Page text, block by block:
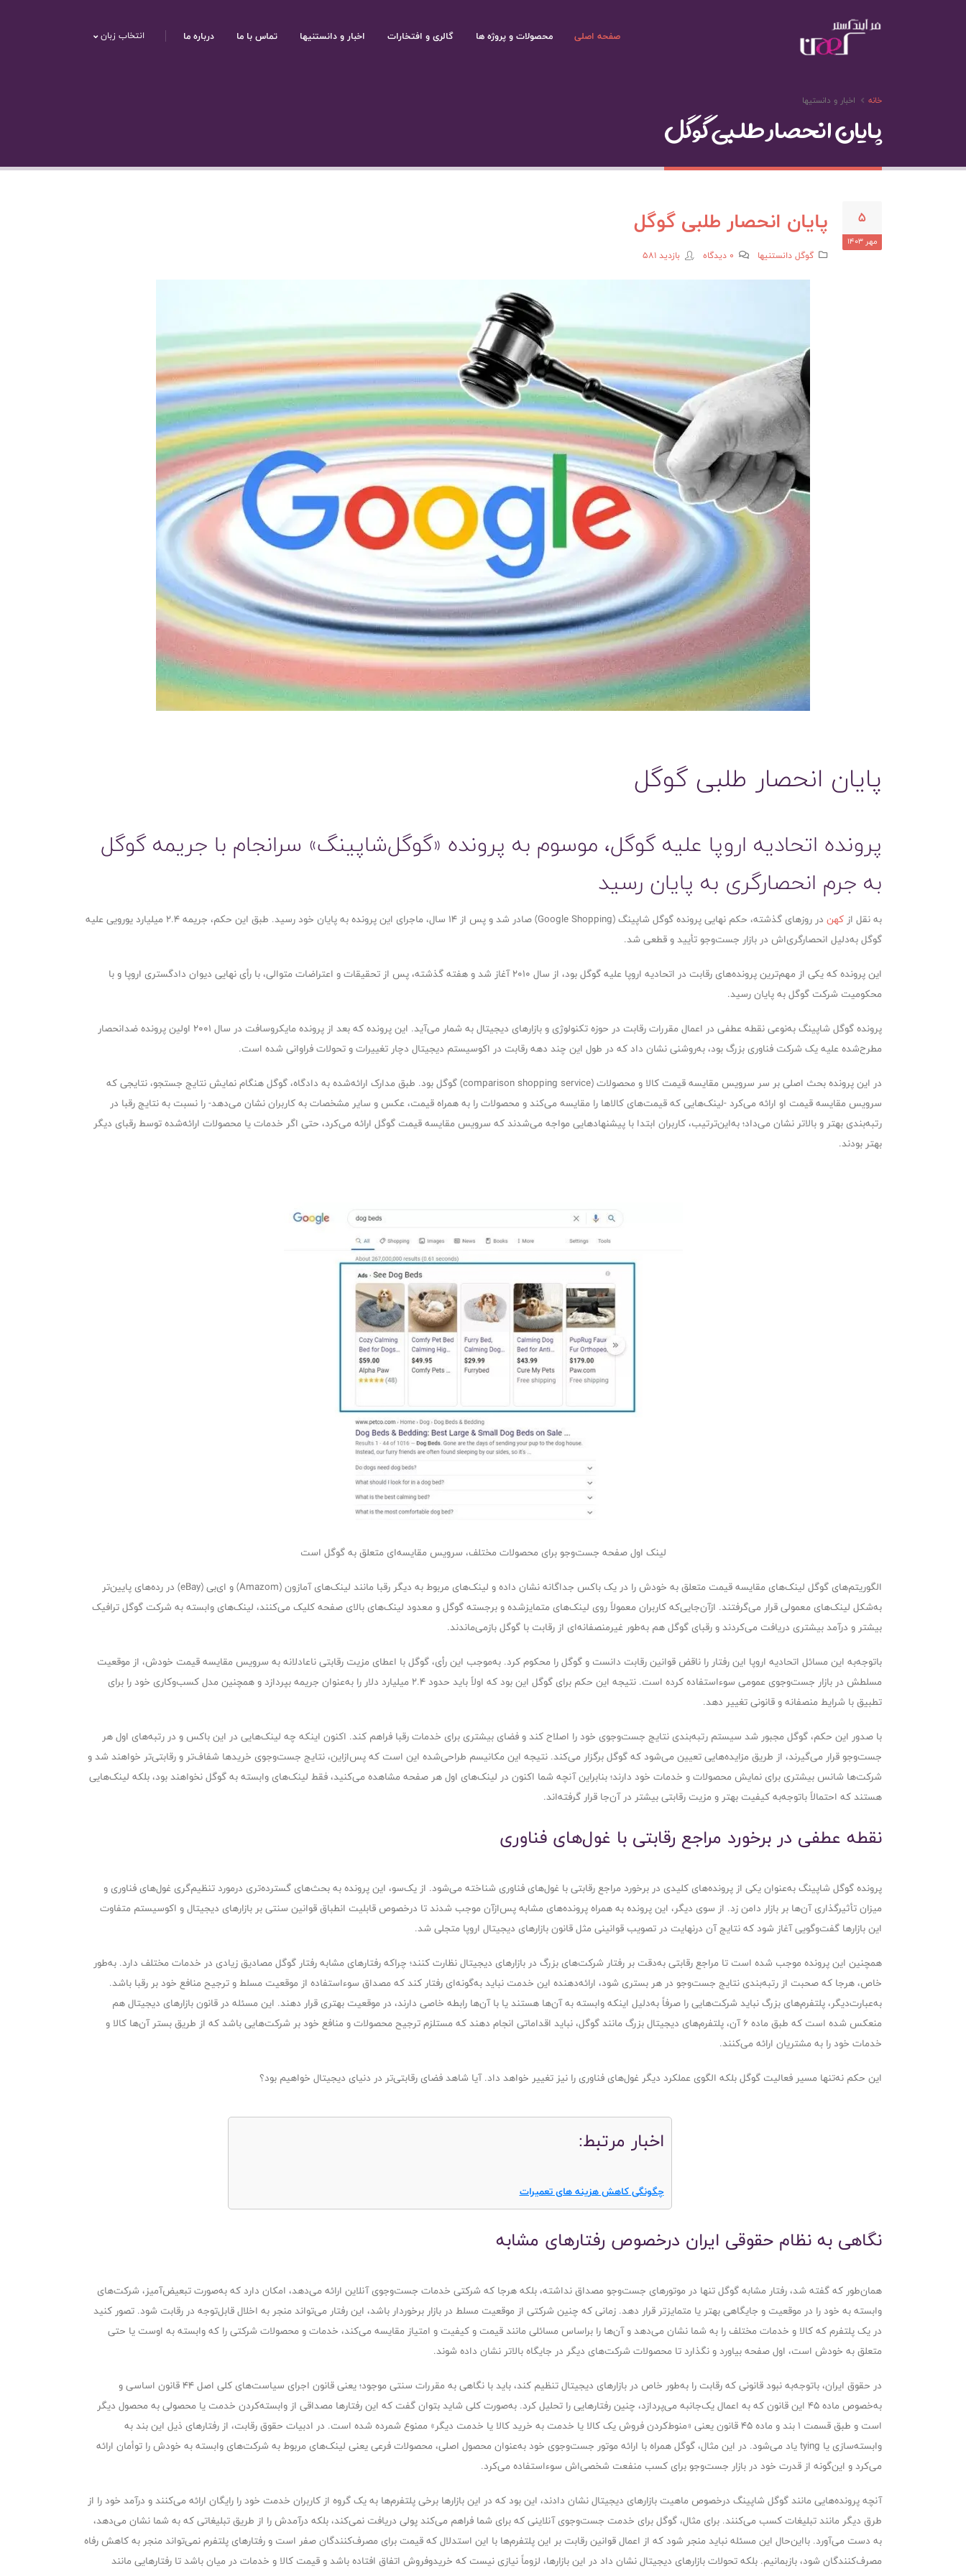
صفحه اصلی محصولات و پروژه ها گالری و افتخارات اخبار و دانستنیها تماس با ما درباره ما انتخاب زبان
خانه اخبار و دانستیها
پایان انحصار طلبی گوگل
5
مهر 1403
پایان انحصار طلبی گوگل
گوگلدانستنيها 0 دیدگاه بازدید 581
پایان انحصار طلبی گوگل
پرونده اتحادیه اروپا علیه گوگل، موسوم به پرونده «گوگل‌شاپینگ» سرانجام با جریمه گوگل
به‌ جرم انحصارگری به پایان رسید
به نقل ازکهن
در روزهای گذشته، حکم نهایی پرونده گوگل شاپینگ (Google Shopping) صادر شد و پس از ۱۴ سال، ماجرای این پرونده به پایان خود رسید. طبق این حکم، جریمه ۲.۴ میلیارد یورویی علیه
گوگل به‌دلیل انحصارگری‌اش در بازار جست‌وجو تأیید و قطعی شد.
این پرونده که یکی از مهم‌ترین پرونده‌های رقابت در اتحادیه اروپا علیه گوگل بود، از سال ۲۰۱۰ آغاز شد و هفته گذشته، پس از تحقیقات و اعتراضات متوالی، با رأی نهایی دیوان دادگستری اروپا و با
محکومیت شرکت گوگل به پایان رسید.
پرونده گوگل شاپینگ به‌نوعی نقطه عطفی در اعمال مقررات رقابت در حوزه تکنولوژی و بازارهای دیجیتال به شمار می‌آید. این پرونده که بعد از پرونده مایکروسافت در سال ۲۰۰۱ اولین پرونده ضدانحصار
مطرح‌شده علیه یک شرکت فناوری بزرگ بود، به‌روشنی نشان داد که در طول این چند دهه رقابت در اکوسیستم دیجیتال دچار تغییرات و تحولات فراوانی شده است.
در این پرونده بحث اصلی بر سر سرویس مقایسه قیمت کالا و محصولات (comparison shopping service) گوگل بود. طبق مدارک ارائه‌شده به دادگاه، گوگل هنگام نمایش نتایج جستجو، نتایجی که
سرویس مقایسه قیمت او ارائه می‌کرد -لینک‌هایی که قیمت‌های کالاها را مقایسه می‌کند و محصولات را به همراه قیمت، عکس و سایر مشخصات به کاربران نشان می‌دهد- را نسبت به نتایج رقبا در
رتبه‌بندی بهتر و بالاتر نشان می‌داد؛ به‌این‌ترتیب، کاربران ابتدا با پیشنهادهایی مواجه می‌شدند که سرویس مقایسه قیمت گوگل ارائه می‌کرد، حتی اگر خدمات یا محصولات ارائه‌شده توسط رقبای دیگر
بهتر بودند.
لینک اول صفحه جست‌و‌جو برای محصولات مختلف، سرویس مقایسه‌ای متعلق به گوگل است
الگوریتم‌های گوگل لینک‌های مقایسه قیمت متعلق به خودش را در یک باکس جداگانه نشان داده و لینک‌های مربوط به دیگر رقبا مانند لینک‌های آمازون (Amazom) و ای‌بی (eBay) در رده‌های پایین‌تر
به‌شکل لینک‌های معمولی قرار می‌گرفتند. ازآن‌جایی‌که کاربران معمولاً روی لینک‌های متمایزشده و برجسته گوگل و معدود لینک‌های بالای صفحه کلیک می‌کنند، لینک‌های وابسته به شرکت گوگل ترافیک
بیشتر و درآمد بیشتری دریافت می‌کردند و رقبای گوگل هم به‌طور غیرمنصفانه‌ای از رقابت با گوگل بازمی‌ماندند.
باتوجه‌به این مسائل اتحادیه اروپا این رفتار را ناقض قوانین رقابت دانست و گوگل را محکوم کرد. به‌موجب این رأی، گوگل با اعطای مزیت رقابتی ناعادلانه به سرویس مقایسه قیمت خودش، از موقعیت
مسلطش در بازار جست‌وجوی عمومی سوءاستفاده کرده است. نتیجه این حکم برای گوگل این بود که اولاً باید حدود 2.4 میلیارد دلار را به‌عنوان جریمه بپردازد و همچنین مدل کسب‌وکاری خود را برای
تطبیق با شرایط منصفانه و قانونی تغییر دهد.
با صدور این حکم، گوگل مجبور شد سیستم رتبه‌بندی نتایج جست‌وجوی خود را اصلاح کند و فضای بیشتری برای خدمات رقبا فراهم کند. اکنون اینکه چه لینک‌هایی در این باکس و در رتبه‌های اول هر
جست‌وجو قرار می‌گیرند، از طریق مزایده‌هایی تعیین می‌شود که گوگل برگزار می‌کند. نتیجه این مکانیسم طراحی‌شده این است که پس‌ازاین، نتایج جست‌وجوی خریدها شفاف‌تر و رقابتی‌تر خواهند شد و
شرکت‌ها شانس بیشتری برای نمایش محصولات و خدمات خود دارند؛ بنابراین آنچه شما اکنون در لینک‌های اول هر صفحه مشاهده می‌کنید، فقط لینک‌های وابسته به گوگل نخواهند بود، بلکه لینک‌هایی
هستند که احتمالاً باتوجه‌به کیفیت بهتر و مزیت رقابتی بیشتر در آن‌جا قرار گرفته‌اند.
نقطه عطفی در برخورد مراجع رقابتی با غول‌های فناوری
پرونده گوگل شاپینگ به‌عنوان یکی از پرونده‌های کلیدی در برخورد مراجع رقابتی با غول‌های فناوری شناخته می‌شود. از یک‌سو، این پرونده به بحث‌های گسترده‌تری درمورد تنظیم‌گری غول‌های فناوری‌ و
میزان تأثیرگذاری آن‌ها بر بازار دامن زد. از سوی دیگر، این پرونده به همراه پرونده‌های مشابه پس‌ازآن موجب شدند تا درخصوص قابلیت انطباق قوانین سنتی بر بازارهای دیجیتال و اکوسیستم متفاوت
این بازارها گفت‌وگویی آغاز شود که نتایج آن درنهایت در تصویب قوانینی مثل قانون بازارهای دیجیتال اروپا متجلی شد.
همچنین این پرونده موجب شده است تا مراجع رقابتی به‌دقت بر رفتار شرکت‌های بزرگ در بازارهای دیجیتال نظارت کنند؛ چراکه رفتارهای مشابه رفتار گوگل مصادیق زیادی در خدمات مختلف دارد. به‌طور
خاص، هرجا که صحبت از رتبه‌بندی نتایج جست‌وجو در هر بستری شود، ارائه‌دهنده این خدمت نباید به‌گونه‌ای رفتار کند که مصداق سوءاستفاده از موقعیت مسلط و ترجیح منافع خود بر رقبا باشد.
به‌عبارت‌دیگر، پلتفرم‌های بزرگ نباید شرکت‌هایی را صرفاً به‌دلیل اینکه وابسته به آن‌ها هستند یا با آن‌ها رابطه خاصی دارند، در موقعیت بهتری قرار دهند. این مسئله در قانون بازارهای دیجیتال هم
منعکس شده است که طبق ماده 6 آن، پلتفرم‌های دیجیتال بزرگ مانند گوگل، نباید اقداماتی انجام دهند که مستلزم ترجیح محصولات و منافع خود بر شرکت‌هایی باشد که از طریق بستر آن‌ها کالا و
خدمات خود را به مشتریان ارائه می‌کنند.
این حکم نه‌تنها مسیر فعالیت گوگل بلکه الگوی عملکرد دیگر غول‌های فناوری را نیز تغییر خواهد داد. آیا شاهد فضای رقابتی‌تر در دنیای دیجیتال خواهیم بود؟
اخبار مرتبط:
چگونگی کاهش هزینه های تعمیرات
نگاهی به نظام حقوقی ایران درخصوص رفتارهای مشابه
همان‌طور که گفته شد، رفتار مشابه گوگل تنها در موتورهای جست‌وجو مصداق نداشته، بلکه هرجا که شرکتی خدمات جست‌وجوی آنلاین ارائه می‌دهد، امکان دارد که به‌صورت تبعیض‌آمیز، شرکت‌های
وابسته به خود را در موقعیت و جایگاهی بهتر یا متمایزتر قرار دهد. زمانی که چنین شرکتی از موقعیت مسلط در بازار برخوردار باشد، این رفتار می‌تواند منجر به اخلال قابل‌توجه در رقابت شود. تصور کنید
در یک پلتفرم که کالا و خدمات مختلف را به شما نشان می‌دهد و آن‌ها را براساس مسائلی مانند قیمت و کیفیت و امتیاز مقایسه می‌کند، خدمات و محصولات شرکتی را که وابسته به اوست یا حتی
متعلق به خودش است، اول صفحه بیاورد و نگذارد تا محصولات شرکت‌های دیگر در جایگاه بالاتر نشان داده شوند.
در حقوق ایران، باتوجه‌به نبود قانونی که رقابت را به‌طور خاص در بازارهای دیجیتال تنظیم کند، باید با نگاهی به مقررات سنتی موجود؛ یعنی قانون اجرای سیاست‌های کلی اصل 44 قانون اساسی و
به‌‌خصوص ماده 45 این قانون که به اعمال یک‌جانبه می‌پردازد، چنین رفتارهایی را تحلیل کرد. به‌صورت کلی شاید بتوان گفت که این رفتارها مصداقی از وابسته‌کردن خدمت یا محصولی به محصول دیگر
است و طبق قسمت 1 بند و ماده 45 قانون یعنی «منوط‌کردن فروش یک کالا یا خدمت به خرید کالا یا خدمت دیگر» ممنوع شمرده شده است. در ادبیات حقوق رقابت، از رفتارهای ذیل این بند به
وابسته‌سازی یا tying یاد می‌شود. در این مثال، گوگل همراه با ارائه موتور جست‌وجوی خود به‌عنوان محصول اصلی، محصولات فرعی یعنی لینک‌های مربوط به شرکت‌های وابسته به خودش را توأمان ارائه
می‌کرد و این‌گونه از قدرت خود در بازار جست‌وجو برای کسب منفعت شخصی‌اش سوءاستفاده می‌کرد.
آنچه پرونده‌هایی مانند گوگل شاپینگ درخصوص ماهیت بازارهای دیجیتال نشان دادند، این بود که در این بازارها برخی پلتفرم‌ها به یک گروه از کاربران خدمت خود را رایگان ارائه می‌کنند و درآمد خود را از
طرق دیگر مانند تبلیغات کسب می‌کنند. برای مثال، گوگل برای خدمت جست‌وجوی آنلاینی که برای شما فراهم می‌کند پولی دریافت نمی‌کند، بلکه درآمدش را از طریق تبلیغاتی که به شما نشان می‌دهد،
به دست می‌آورد. بااین‌حال این مسئله نباید منجر شود که از اعمال قوانین رقابت بر این پلتفرم‌ها با این استدلال که قیمت برای مصرف‌کنندگان صفر است و رفتارهای پلتفرم نمی‌تواند منجر به کاهش رفاه
مصرف‌کنندگان شود، بازبمانیم. بلکه تحولات بازارهای دیجیتال نشان داد در این بازارها، لزوماً نیازی نیست که خریدوفروش اتفاق افتاده باشد و قیمت کالا و خدمات در میان باشد تا رفتارهایی مانند